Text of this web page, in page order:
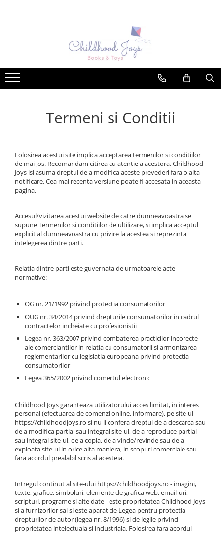
Carti senzoriale pentru bebe
Carti cu sunete sau muzicale
Povesti ilustrate & romane
Carti cu clapete
Carti cu jucarie
Carti cu luminite
Carti instrument muzical
Cultura generala
Biblia pentru copii
Carti cu magneti
Carti slot-together
Enciclopedii
Ghid ingrijire animale
Programare
Carti de pictat cu apa (magic
painting)
Cum sa desenez? Pas cu pas
Puzzle
Origami
Set de brodat
Carti transfer imagine
Cuvinte incrucisate
Retete de prajituri (baking books)
Activitati matematice
Animale
Balerine
Comportament
Dinozauri
Ferma
Geografie
Insecte
Istorie
Numere, litere, forme, culori
Pasari
Poppy si Sam
Printese, zane si papusi
Religios
Scoala
Spatiu
Unicorni
Vacanta de vara
Vietuitoare marine, mari, oceane
Termeni si Conditii
Folosirea acestui site implica acceptarea termenilor si conditiilor
de mai jos. Recomandam citirea cu atentie a acestora. Childhood
Joys isi asuma dreptul de a modifica aceste prevederi fara o alta
notificare. Cea mai recenta versiune poate fi accesata in aceasta
pagina.
Accesul/vizitarea acestui website de catre dumneavoastra se
supune Termenilor si conditiilor de ultilizare, si implica acceptul
explicit al dumneavoastra cu privire la acestea si reprezinta
intelegerea dintre parti.
Relatia dintre parti este guvernata de urmatoarele acte
normative:
OG nr. 21/1992 privind protectia consumatorilor
OUG nr. 34/2014 privind drepturile consumatorilor in cadrul
contractelor incheiate cu profesionistii
Legea nr. 363/2007 privind combaterea practicilor incorecte
ale comerciantilor in relatia cu consumatorii si armonizarea
reglementarilor cu legislatia europeana privind protectia
consumatorilor
Legea 365/2002 privind comertul electronic
Childhood Joys garanteaza utilizatorului acces limitat, in interes
personal (efectuarea de comenzi online, informare), pe site-ul
https://childhoodjoys.ro si nu ii confera dreptul de a descarca sau
de a modifica partial sau integral site-ul, de a reproduce partial
sau integral site-ul, de a copia, de a vinde/revinde sau de a
exploata site-ul in orice alta maniera, in scopuri comerciale sau
fara acordul prealabil scris al acesteia.
Intregul continut al site-ului https://childhoodjoys.ro - imagini,
texte, grafice, simboluri, elemente de grafica web, email-uri,
scripturi, programe si alte date - este proprietatea Childhood Joys
si a furnizorilor sai si este aparat de Legea pentru protectia
drepturilor de autor (legea nr. 8/1996) si de legile privind
proprietatea intelectuala si industriala. Folosirea fara acordul